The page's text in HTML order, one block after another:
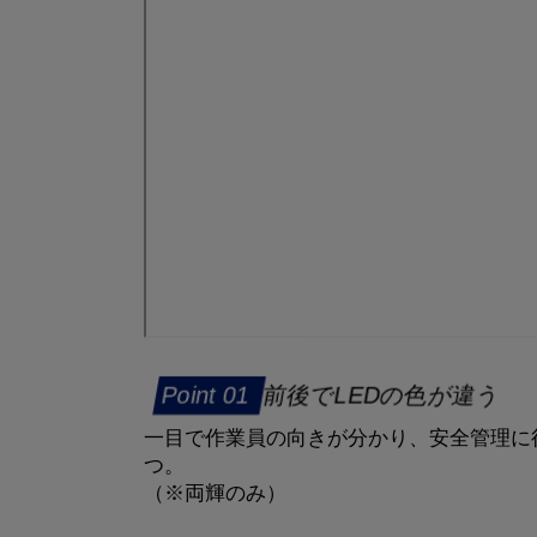
前後でLEDの色が違う
一目で作業員の向きが分かり、安全管理に
つ。
（※両輝のみ）